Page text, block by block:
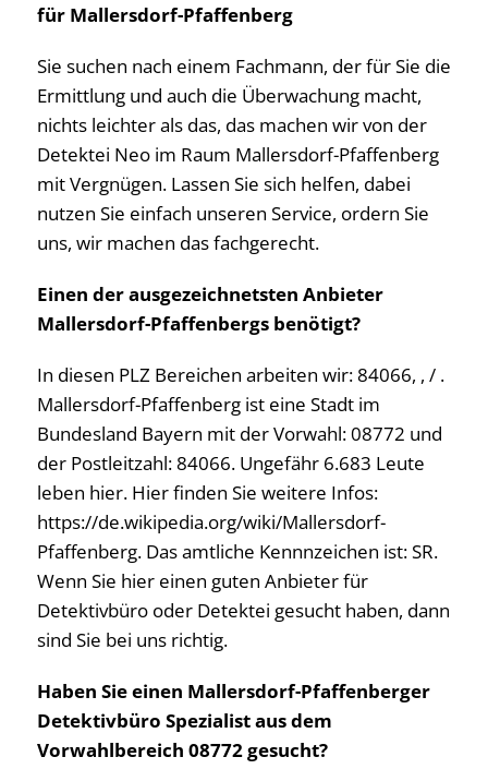
für Mallersdorf-Pfaffenberg
Sie suchen nach einem Fachmann, der für Sie die
Ermittlung und auch die Überwachung macht,
nichts leichter als das, das machen wir von der
Detektei Neo im Raum Mallersdorf-Pfaffenberg
mit Vergnügen. Lassen Sie sich helfen, dabei
nutzen Sie einfach unseren Service, ordern Sie
uns, wir machen das fachgerecht.
Einen der ausgezeichnetsten Anbieter
Mallersdorf-Pfaffenbergs benötigt?
In diesen PLZ Bereichen arbeiten wir: 84066, , / .
Mallersdorf-Pfaffenberg ist eine Stadt im
Bundesland Bayern mit der Vorwahl: 08772 und
der Postleitzahl: 84066. Ungefähr 6.683 Leute
leben hier. Hier finden Sie weitere Infos:
https://de.wikipedia.org/wiki/Mallersdorf-
Pfaffenberg. Das amtliche Kennnzeichen ist: SR.
Wenn Sie hier einen guten Anbieter für
Detektivbüro oder Detektei gesucht haben, dann
sind Sie bei uns richtig.
Haben Sie einen Mallersdorf-Pfaffenberger
Detektivbüro Spezialist aus dem
Vorwahlbereich 08772 gesucht?